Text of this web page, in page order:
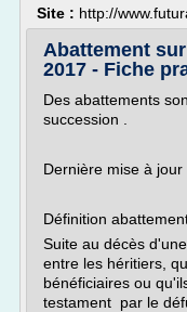
Site : http://
Abattement
2017 - Fiche
Des abattements
succession .
Dernière mise à
Définition
Suite au décès
entre les héritiers,
bénéficiaires ou
testament par le